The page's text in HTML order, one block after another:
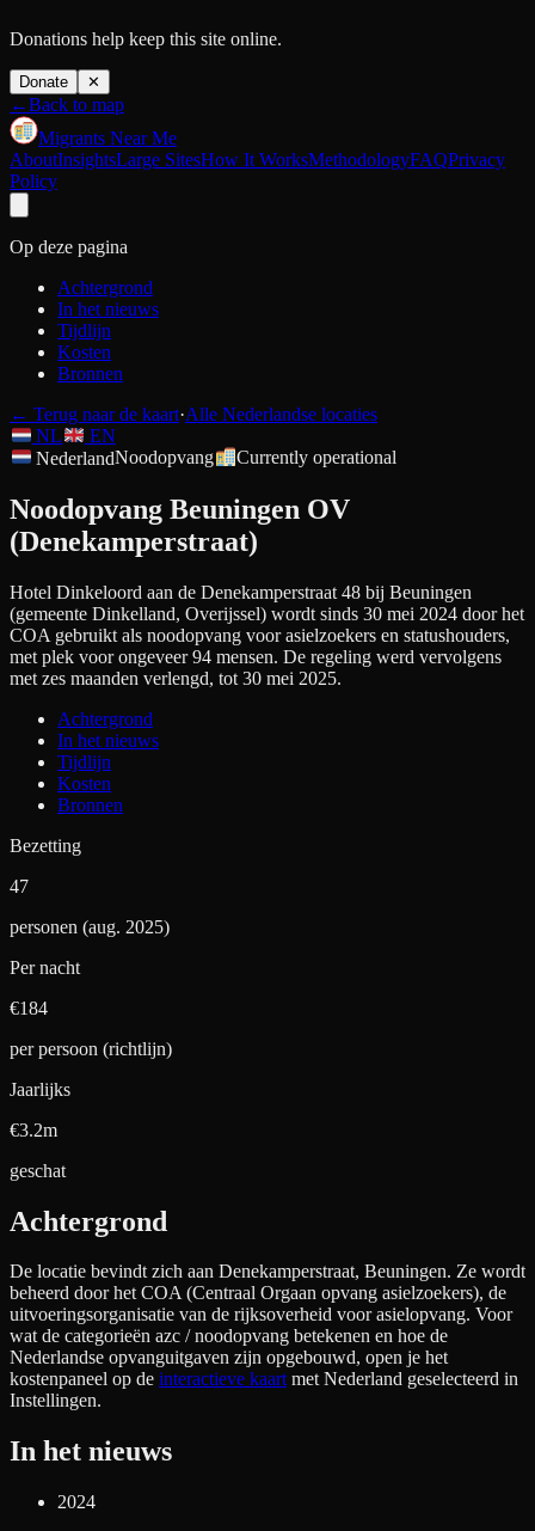
Donations help keep this site online.
Donate ✕
←Back to map
Migrants Near Me
AboutInsightsLarge SitesHow It WorksMethodologyFAQPrivacy
Policy
Op deze pagina
Achtergrond
In het nieuws
Tijdlijn
Kosten
Bronnen
← Terug naar de kaart·Alle Nederlandse locaties
NL
EN
NederlandNoodopvang Currently operational
Noodopvang Beuningen OV
(Denekamperstraat)
Hotel Dinkeloord aan de Denekamperstraat 48 bij Beuningen
(gemeente Dinkelland, Overijssel) wordt sinds 30 mei 2024 door het
COA gebruikt als noodopvang voor asielzoekers en statushouders,
met plek voor ongeveer 94 mensen. De regeling werd vervolgens
met zes maanden verlengd, tot 30 mei 2025.
Achtergrond
In het nieuws
Tijdlijn
Kosten
Bronnen
Bezetting
47
personen (aug. 2025)
Per nacht
€184
per persoon (richtlijn)
Jaarlijks
€3.2m
geschat
Achtergrond
De locatie bevindt zich aan Denekamperstraat, Beuningen. Ze wordt
beheerd door het COA (Centraal Orgaan opvang asielzoekers), de
uitvoeringsorganisatie van de rijksoverheid voor asielopvang. Voor
wat de categorieën azc / noodopvang betekenen en hoe de
Nederlandse opvanguitgaven zijn opgebouwd, open je het
kostenpaneel op de interactieve kaart met Nederland geselecteerd in
Instellingen.
In het nieuws
2024